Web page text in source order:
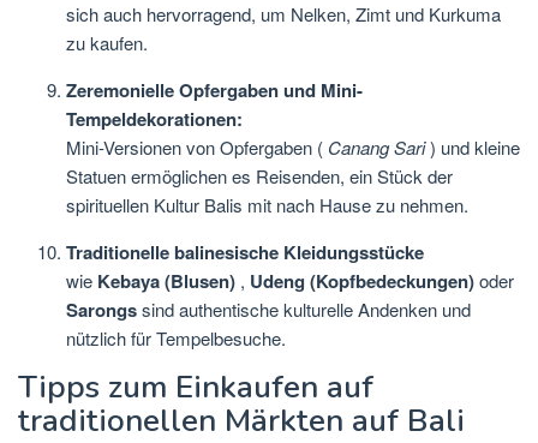
sich auch hervorragend, um Nelken, Zimt und Kurkuma
zu kaufen.
Zeremonielle Opfergaben und Mini-
Tempeldekorationen:
Mini-Versionen von Opfergaben ( Canang Sari) und kleine
Statuen ermöglichen es Reisenden, ein Stück der
spirituellen Kultur Balis mit nach Hause zu nehmen.
Traditionelle balinesische Kleidungsstücke
wie Kebaya (Blusen) , Udeng (Kopfbedeckungen)oder
Sarongssind authentische kulturelle Andenken und
nützlich für Tempelbesuche.
Tipps zum Einkaufen auf
traditionellen Märkten auf Bali